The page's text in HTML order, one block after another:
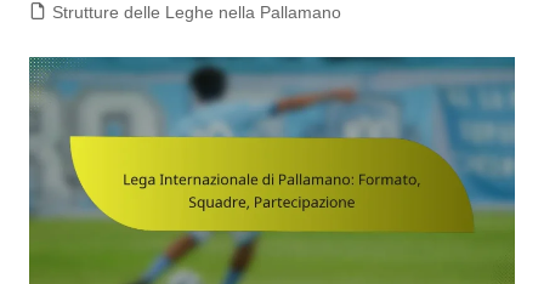
Strutture delle Leghe nella Pallamano